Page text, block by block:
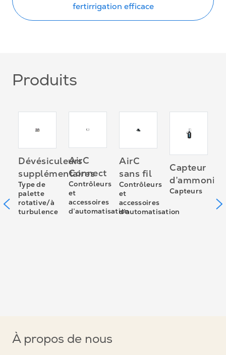
fertirrigation efficace
Produits
Dévésiculeurs
supplémentaires
Type de
palette
rotative/à
turbulence
AirC
Connect
Contrôleurs
et
accessoires
d’automatisation
AirC
sans fil
Contrôleurs
et
accessoires
d’automatisation
Capteur
d’ammoniac
Capteurs
À propos de nous